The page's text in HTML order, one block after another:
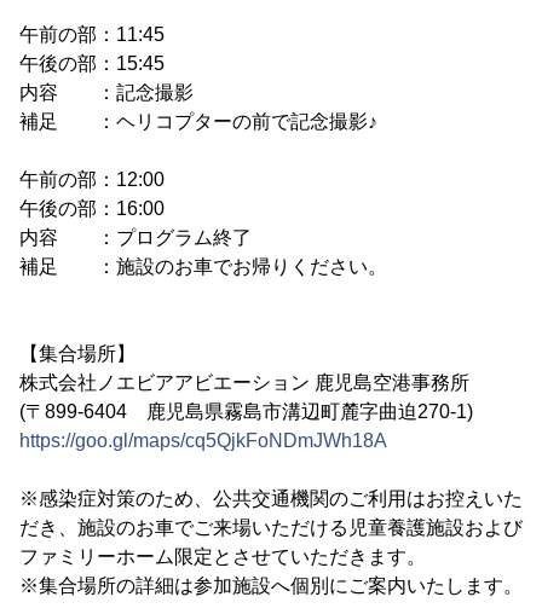
午前の部：11:45
午後の部：15:45
内容 ：記念撮影
補足 ：ヘリコプターの前で記念撮影♪
午前の部：12:00
午後の部：16:00
内容 ：プログラム終了
補足 ：施設のお車でお帰りください。
【集合場所】
株式会社ノエビアアビエーション 鹿児島空港事務所
(〒899-6404 鹿児島県霧島市溝辺町麓字曲迫270-1)
https://goo.gl/maps/cq5QjkFoNDmJWh18A
※感染症対策のため、公共交通機関のご利用はお控えいた
だき、施設のお車でご来場いただける児童養護施設および
ファミリーホーム限定とさせていただきます。
※集合場所の詳細は参加施設へ個別にご案内いたします。